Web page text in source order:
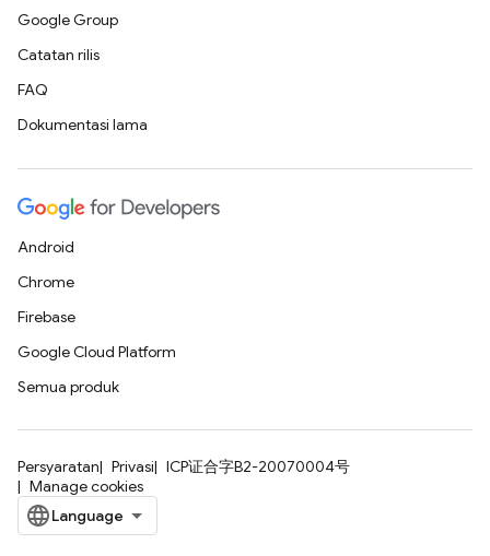
Google Group
Catatan rilis
FAQ
Dokumentasi lama
Android
Chrome
Firebase
Google Cloud Platform
Semua produk
Persyaratan Privasi
ICP证合字B2-20070004号
Manage cookies